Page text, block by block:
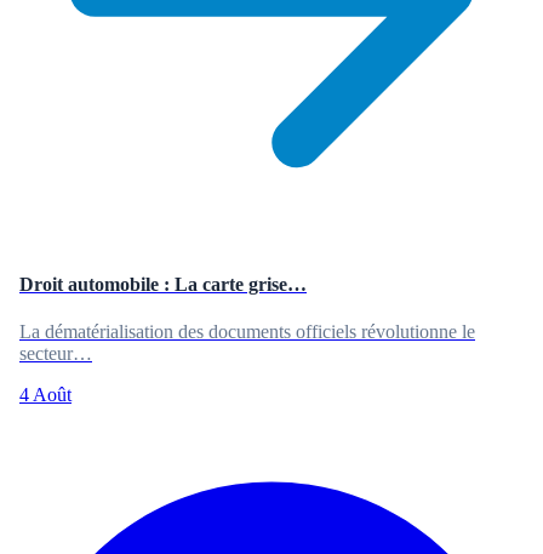
Droit automobile : La carte grise…
La dématérialisation des documents officiels révolutionne le
secteur…
4 Août